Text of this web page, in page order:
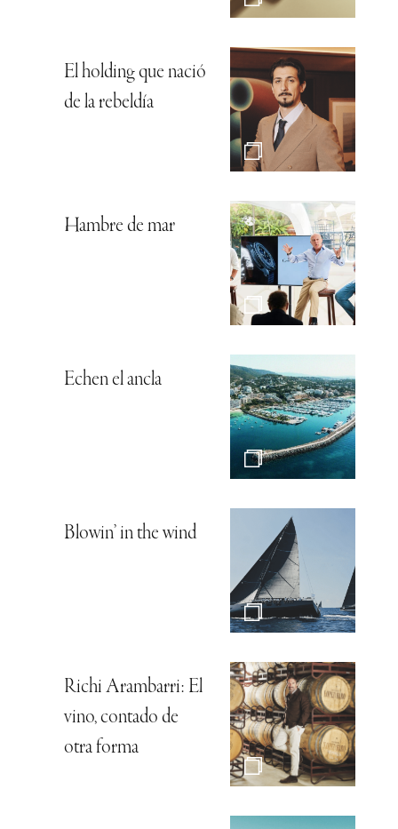
El holding que nació
de la rebeldía
Hambre de mar
Echen el ancla
Blowin’ in the wind
Richi Arambarri: El
vino, contado de
otra forma